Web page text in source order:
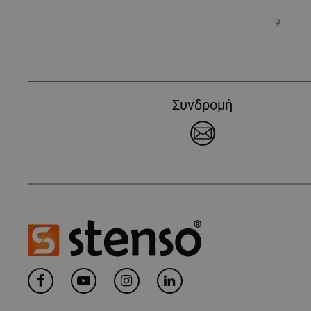
9
Συνδρομή